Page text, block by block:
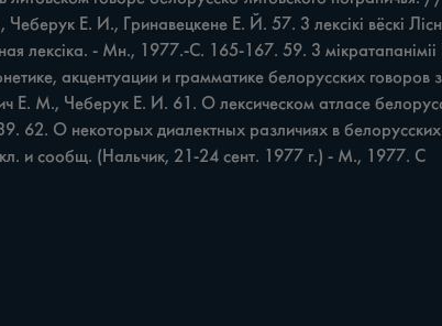
Е. И., Гринавецкене Е. Й. 57. 3 лексікі вёскі
лексіка. - Мн., 1977.-C. 165-167. 59. 3
акцентуации и грамматике белорусских
E. М., Чеберук Е. И. 61. О лексическом атласе
62. О некоторых диалектных различиях в
и сообщ. (Нальчик, 21-24 сент. 1977 г.) - М., 1977. С